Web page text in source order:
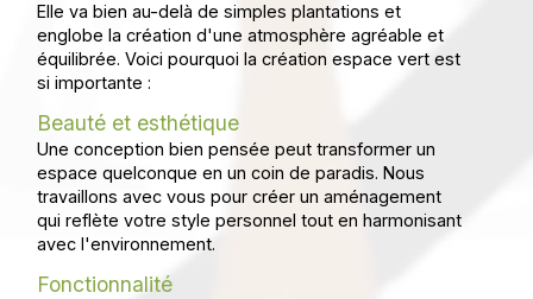
Elle va bien au-delà de simples plantations et
englobe la création d'une atmosphère agréable et
équilibrée. Voici pourquoi la création espace vert est
si importante :
Beauté et esthétique
Une conception bien pensée peut transformer un
espace quelconque en un coin de paradis. Nous
travaillons avec vous pour créer un aménagement
qui reflète votre style personnel tout en harmonisant
avec l'environnement.
Fonctionnalité